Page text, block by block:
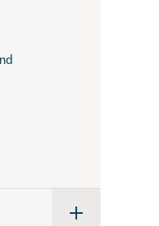
Undermeny